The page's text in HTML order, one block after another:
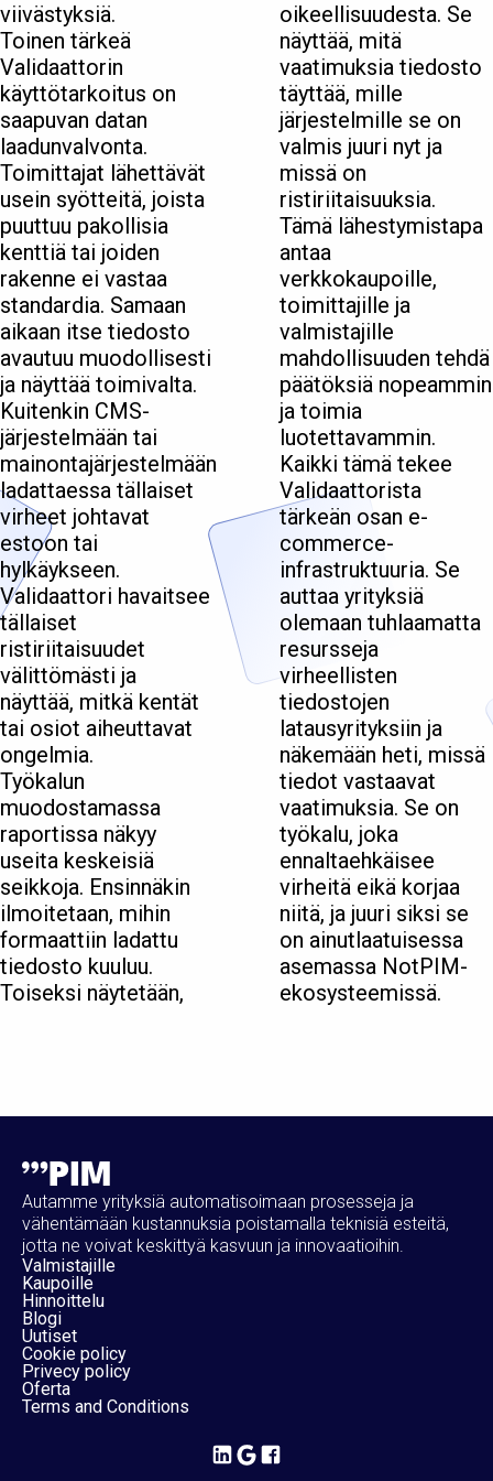
viivästyksiä.
Toinen tärkeä
Validaattorin
käyttötarkoitus on
saapuvan datan
laadunvalvonta.
Toimittajat lähettävät
usein syötteitä, joista
puuttuu pakollisia
kenttiä tai joiden
rakenne ei vastaa
standardia. Samaan
aikaan itse tiedosto
avautuu muodollisesti
ja näyttää toimivalta.
Kuitenkin CMS-
järjestelmään tai
mainontajärjestelmään
ladattaessa tällaiset
virheet johtavat
estoon tai
hylkäykseen.
Validaattori havaitsee
tällaiset
ristiriitaisuudet
välittömästi ja
näyttää, mitkä kentät
tai osiot aiheuttavat
ongelmia.
Työkalun
muodostamassa
raportissa näkyy
useita keskeisiä
seikkoja. Ensinnäkin
ilmoitetaan, mihin
formaattiin ladattu
tiedosto kuuluu.
Toiseksi näytetään,
oikeellisuudesta. Se
näyttää, mitä
vaatimuksia tiedosto
täyttää, mille
järjestelmille se on
valmis juuri nyt ja
missä on
ristiriitaisuuksia.
Tämä lähestymistapa
antaa
verkkokaupoille,
toimittajille ja
valmistajille
mahdollisuuden tehdä
päätöksiä nopeammin
ja toimia
luotettavammin.
Kaikki tämä tekee
Validaattorista
tärkeän osan e-
commerce-
infrastruktuuria. Se
auttaa yrityksiä
olemaan tuhlaamatta
resursseja
virheellisten
tiedostojen
latausyrityksiin ja
näkemään heti, missä
tiedot vastaavat
vaatimuksia. Se on
työkalu, joka
ennaltaehkäisee
virheitä eikä korjaa
niitä, ja juuri siksi se
on ainutlaatuisessa
asemassa NotPIM-
ekosysteemissä.
Autamme yrityksiä automatisoimaan prosesseja ja
vähentämään kustannuksia poistamalla teknisiä esteitä,
jotta ne voivat keskittyä kasvuun ja innovaatioihin.
Valmistajille
Kaupoille
Hinnoittelu
Blogi
Uutiset
Cookie policy
Privecy policy
Oferta
Terms and Conditions